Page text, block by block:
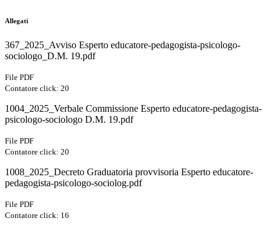
Allegati
367_2025_Avviso Esperto educatore-pedagogista-psicologo-
sociologo_D.M. 19.pdf
File PDF
Contatore click: 20
1004_2025_Verbale Commissione Esperto educatore-pedagogista-
psicologo-sociologo D.M. 19.pdf
File PDF
Contatore click: 20
1008_2025_Decreto Graduatoria provvisoria Esperto educatore-
pedagogista-psicologo-sociolog.pdf
File PDF
Contatore click: 16